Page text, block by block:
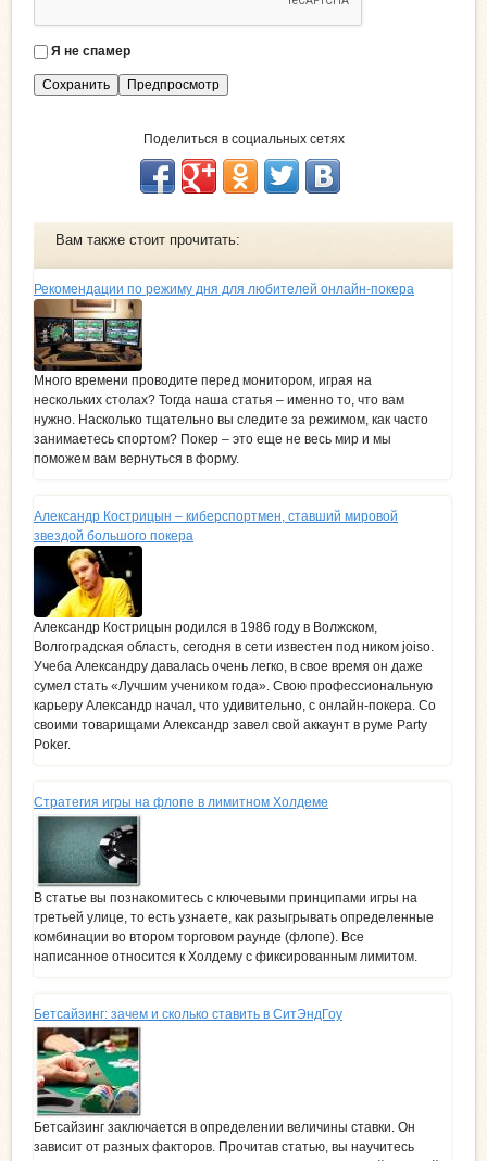
Я
с
Я не спамер
Поделиться в социальных сетях
Вам также стоит прочитать:
Рекомендации по режиму дня для любителей онлайн-покера
Много времени проводите перед монитором, играя на
нескольких столах? Тогда наша статья – именно то, что вам
нужно. Насколько тщательно вы следите за режимом, как часто
занимаетесь спортом? Покер – это еще не весь мир и мы
поможем вам вернуться в форму.
Александр Кострицын – киберспортмен, ставший мировой
звездой большого покера
Александр Кострицын родился в 1986 году в Волжском,
Волгоградская область, сегодня в сети известен под ником joiso.
Учеба Александру давалась очень легко, в свое время он даже
сумел стать «Лучшим учеником года». Свою профессиональную
карьеру Александр начал, что удивительно, с онлайн-покера. Со
своими товарищами Александр завел свой аккаунт в руме Party
Poker.
Стратегия игры на флопе в лимитном Холдеме
В статье вы познакомитесь с ключевыми принципами игры на
третьей улице, то есть узнаете, как разыгрывать определенные
комбинации во втором торговом раунде (флопе). Все
написанное относится к Холдему с фиксированным лимитом.
Бетсайзинг: зачем и сколько ставить в СитЭндГоу
Бетсайзинг заключается в определении величины ставки. Он
зависит от разных факторов. Прочитав статью, вы научитесь